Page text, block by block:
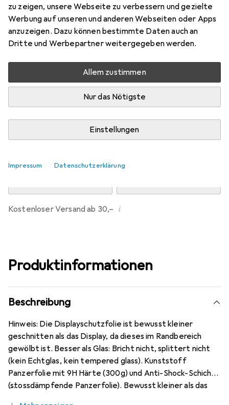
zu zeigen, unsere Webseite zu verbessern und gezielte
Werbung auf unseren und anderen Webseiten oder Apps
anzuzeigen. Dazu können bestimmte Daten auch an
Dritte und Werbepartner weitergegeben werden.
Allem zustimmen
Nur das Nötigste
Einstellungen
Impressum Datenschutzerklärung
8
Bewertungen Marke
Mehr von Dipos
Mi, 12.8. geliefert
Mehr als 10 Stück an Lager beim Drittanbieter
Lieferort angeben für genaue Lieferzeit
Kostenloser Versand ab 30,– i
Produktinformationen
Beschreibung
Hinweis: Die Displayschutzfolie ist bewusst kleiner
geschnitten als das Display, da dieses im Randbereich
gewölbt ist. Besser als Glas: Bricht nicht, splittert nicht
(kein Echtglas, kein tempered glass). Kunststoff
Panzerfolie mit 9H Härte (300g) und Anti-Shock-Schicht
(stossdämpfende Panzerfolie). Bewusst kleiner als das